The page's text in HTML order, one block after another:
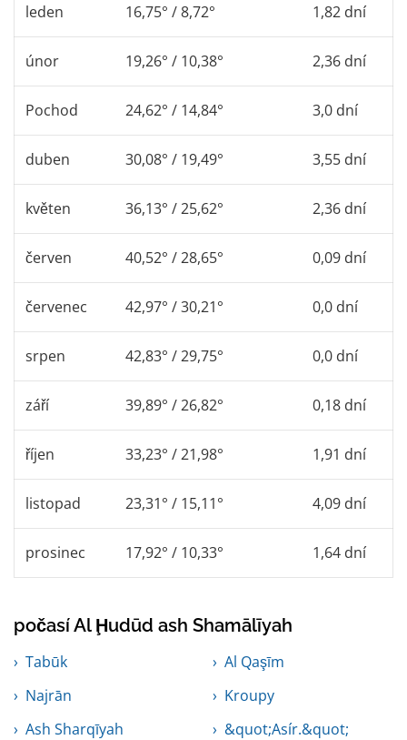
leden 16,75° / 8,72° 1,82 dní
únor 19,26° / 10,38° 2,36 dní
Pochod 24,62° / 14,84° 3,0 dní
duben 30,08° / 19,49° 3,55 dní
květen 36,13° / 25,62° 2,36 dní
červen 40,52° / 28,65° 0,09 dní
červenec 42,97° / 30,21° 0,0 dní
srpen 42,83° / 29,75° 0,0 dní
září 39,89° / 26,82° 0,18 dní
říjen 33,23° / 21,98° 1,91 dní
listopad 23,31° / 15,11° 4,09 dní
prosinec 17,92° / 10,33° 1,64 dní
počasí Al Ḩudūd ash Shamālīyah
Tabūk
Al Qaşīm
Najrān
Kroupy
Ash Sharqīyah
&quot;Asír.&quot;